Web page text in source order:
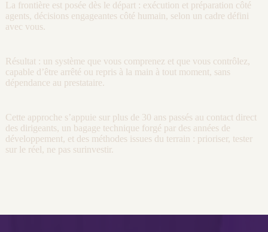
La frontière est posée dès le départ : exécution et préparation côté
agents, décisions engageantes côté humain, selon un cadre défini
avec vous.
Résultat : un système que vous comprenez et que vous contrôlez,
capable d’être arrêté ou repris à la main à tout moment, sans
dépendance au prestataire.
Cette approche s’appuie sur plus de 30 ans passés au contact direct
des dirigeants, un bagage technique forgé par des années de
développement, et des méthodes issues du terrain : prioriser, tester
sur le réel, ne pas surinvestir.